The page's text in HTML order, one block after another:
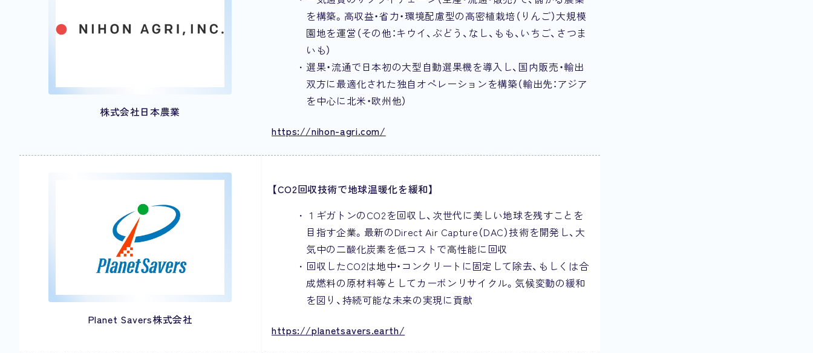
株式会社日本農業
を構築。高収益・省力・環境配慮型の高密植栽培（りんご）大規模
園地を運営（その他：キウイ、ぶどう、なし、もも、いちご、さつま
いも）
選果・流通で日本初の大型自動選果機を導入し、国内販売・輸出
双方に最適化された独自オペレーションを構築（輸出先：アジア
を中心に北米・欧州他）
https://nihon-agri.com/
Planet Savers株式会社
【CO2回収技術で地球温暖化を緩和】
１ギガトンのCO2を回収し、次世代に美しい地球を残すことを
目指す企業。最新のDirect Air Capture（DAC）技術を開発し、大
気中の二酸化炭素を低コストで高性能に回収
回収したCO2は地中・コンクリートに固定して除去、もしくは合
成燃料の原材料等としてカーボンリサイクル。気候変動の緩和
を図り、持続可能な未来の実現に貢献
https://planetsavers.earth/